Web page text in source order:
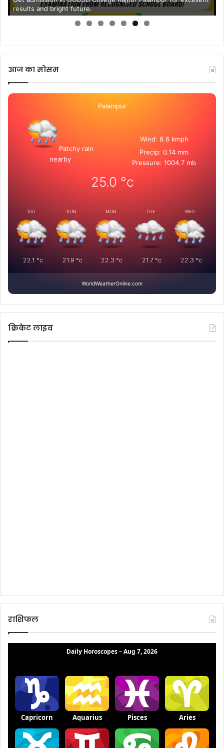
आज का मोसम
Palampur
Patchy rain
nearby
Wind: 8.6 kmph
Precip: 0.14 mm
Pressure: 1004.7 mb
25.0 °c
SAT
22.1 °c
SUN
21.9 °c
MON
22.3 °c
TUE
21.7°c
WED
22.3 °c
WorldWeatherOnline.com
क्रिकेट लाइव
राशिफल